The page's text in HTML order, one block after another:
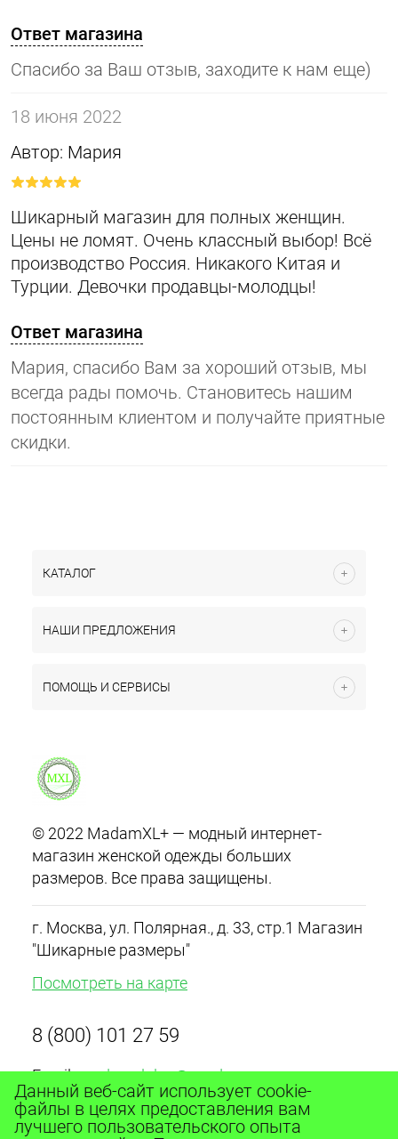
Ответ магазина
Спасибо за Ваш отзыв, заходите к нам еще)
18 июня 2022
Автор: Мария
Шикарный магазин для полных женщин.
Цены не ломят. Очень классный выбор! Всё
производство Россия. Никакого Китая и
Турции. Девочки продавцы-молодцы!
Ответ магазина
Мария, спасибо Вам за хороший отзыв, мы
всегда рады помочь. Становитесь нашим
постоянным клиентом и получайте приятные
скидки.
КАТАЛОГ
НАШИ ПРЕДЛОЖЕНИЯ
ПОМОЩЬ И СЕРВИСЫ
© 2022 MadamXL+ — модный интернет-
магазин женской одежды больших
размеров. Все права защищены.
г. Москва, ул. Полярная., д. 33, стр.1 Магазин
"Шикарные размеры"
Посмотреть на карте
8 (800) 101 27 59
Email:madamxlplus@yandex.ru
График работы с 10:00 до 20:00 ежедневно
Данный веб-сайт использует cookie-
файлы в целях предоставления вам
лучшего пользовательского опыта